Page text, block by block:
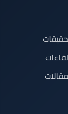
لقاءات
مقالات